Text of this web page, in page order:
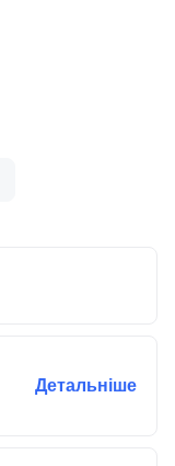
Детальніше